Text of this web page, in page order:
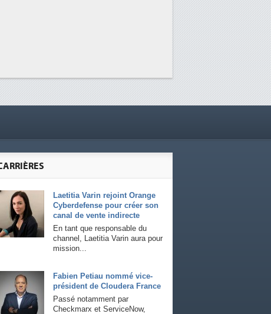
Laetitia Varin rejoint Orange
Cyberdefense pour créer son
canal de vente indirecte
En tant que responsable du
channel, Laetitia Varin aura pour
mission...
Fabien Petiau nommé vice-
président de Cloudera France
Passé notamment par
Checkmarx et ServiceNow,